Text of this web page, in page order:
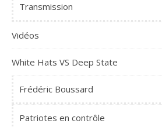
Transmission
Vidéos
White Hats VS Deep State
Frédéric Boussard
Patriotes en contrôle